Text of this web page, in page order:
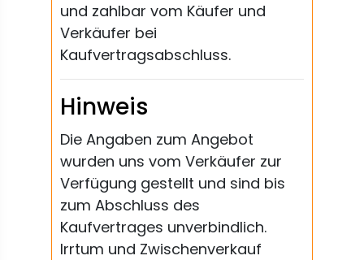
und zahlbar vom Käufer und
Verkäufer bei
Kaufvertragsabschluss.
Hinweis
Die Angaben zum Angebot
wurden uns vom Verkäufer zur
Verfügung gestellt und sind bis
zum Abschluss des
Kaufvertrages unverbindlich.
Irrtum und Zwischenverkauf